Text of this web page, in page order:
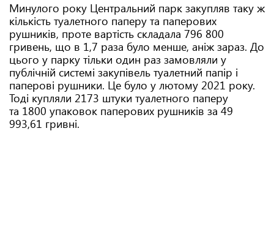
Минулого року Центральний парк закупляв таку ж
кількість туалетного паперу та паперових
рушників, проте вартість складала 796 800
гривень, що в 1,7 раза було менше, аніж зараз. До
цього у парку тільки один раз замовляли у
публічній системі закупівель туалетний папір і
паперові рушники. Це було у лютому 2021 року.
Тоді купляли 2173 штуки туалетного паперу
та 1800 упаковок паперових рушників за 49
993,61 гривні.